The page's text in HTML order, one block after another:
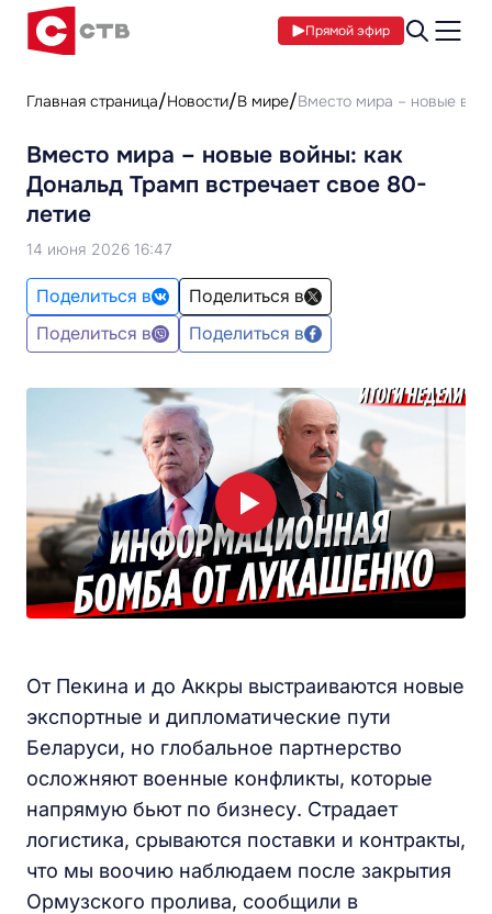
Прямой эфир
Главная страница Новости В мире Вместо мира – новые
Вместо мира – новые войны: как
Дональд Трамп встречает свое 80-
летие
14 июня 2026 16:47
Поделиться в
Поделиться в
Поделиться в
Поделиться в
От Пекина и до Аккры выстраиваются новые
экспортные и дипломатические пути
Беларуси, но глобальное партнерство
осложняют военные конфликты, которые
напрямую бьют по бизнесу. Страдает
логистика, срываются поставки и контракты,
что мы воочию наблюдаем после закрытия
Ормузского пролива, сообщили в